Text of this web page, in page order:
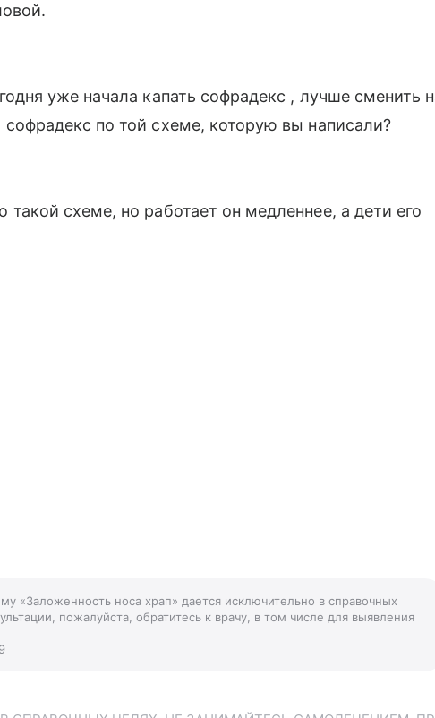
уже начала капать софрадекс , лучше сменить
по той схеме, которую вы написали?
схеме, но работает он медленнее, а дети его
«Заложенность носа храп» дается исключительно в справочных
пожалуйста, обратитесь к врачу, в том числе для выявления